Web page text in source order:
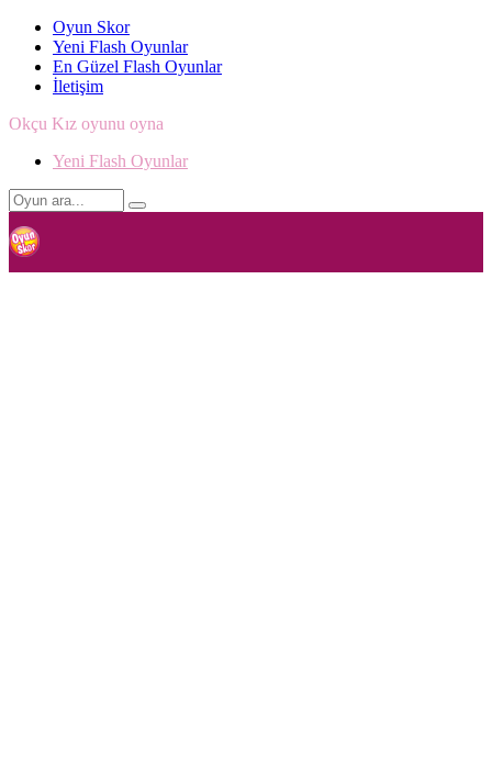
Oyun Skor
Yeni Flash Oyunlar
En Güzel Flash Oyunlar
İletişim
Okçu Kız oyunu oyna
Yeni Flash Oyunlar